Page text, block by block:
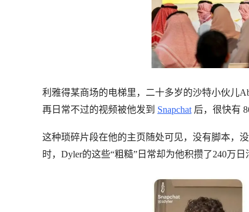
利雅得某商场的电梯里，二十多岁的沙特小伙儿
再日常不过的视频被他发到 Snapchat 后，很快有
这种琐碎片段在他的主页随处可见，没有脚本，
时，Dyler的这些“粗糙”日常却为他积攒了240万日